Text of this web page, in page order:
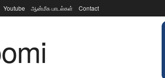
Youtube ஆன்மீக பாடல்கள் Contact